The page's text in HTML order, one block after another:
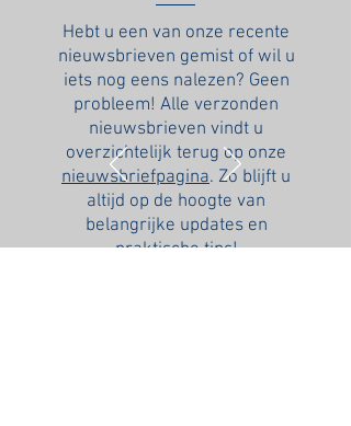
Hebt u een van onze recente
nieuwsbrieven gemist of wil u
iets nog eens nalezen? Geen
probleem! Alle verzonden
nieuwsbrieven vindt u
overzichtelijk terug op onze
nieuwsbriefpagina. Zo blijft u
altijd op de hoogte van
belangrijke updates en
praktische tips!